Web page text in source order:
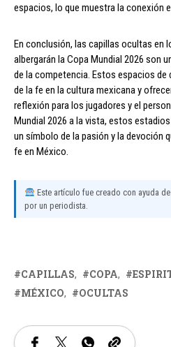
espacios, lo que muestra la conexión
En conclusión, las capillas ocultas en
albergarán la Copa Mundial 2026 son
de la competencia. Estos espacios
de la fe en la cultura mexicana y
reflexión para los jugadores y el
Mundial 2026 a la vista, estos
un símbolo de la pasión y la devoción
fe en México.
Este artículo fue creado con ayuda
por un periodista.
CAPILLAS COPA
MÉXICO
OCULTAS